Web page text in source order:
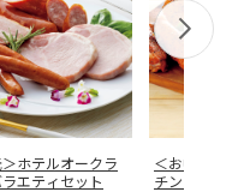
ホテルオークラ
エティセット
＜お中元＞
チン 香味